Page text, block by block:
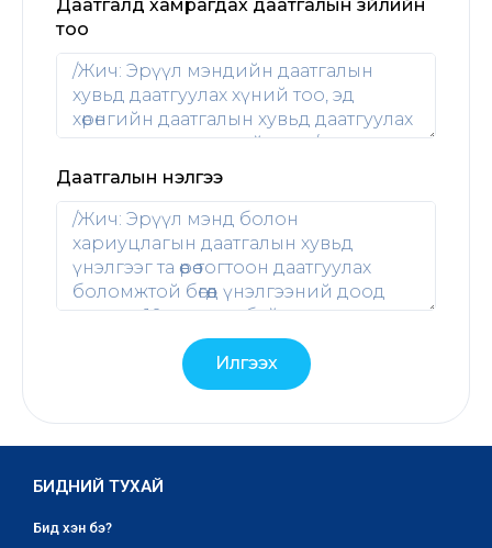
Даатгалд хамрагдах даатгалын зүйлийн
тоо
Даатгалын үнэлгээ
Илгээх
БИДНИЙ ТУХАЙ
Бид хэн бэ?